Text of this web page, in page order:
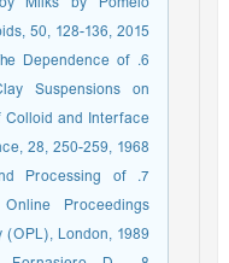
50, 128-136, 2015.
Dependence of
Suspensions on
and Interface
28, 250-259, 1968.
Processing of
Proceedings
(OPL), London, 1989.